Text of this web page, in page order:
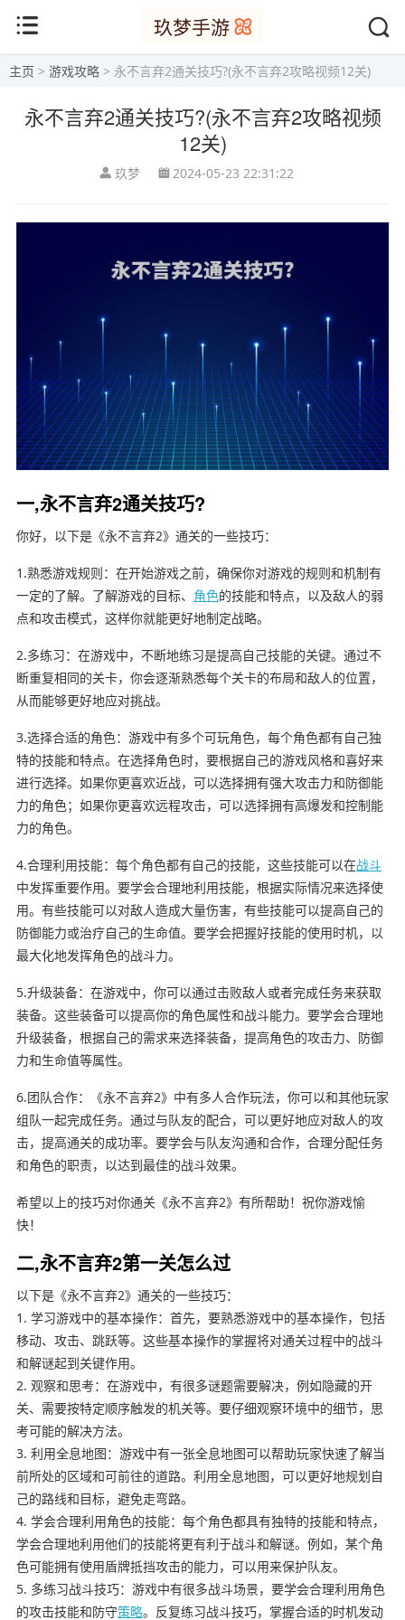
主页 > 游戏攻略 > 永不言弃2通关技巧?(永不言弃2攻略视频12关)
永不言弃2通关技巧?(永不言弃2攻略视频
12关)
玖梦 2024-05-23 22:31:22
一,永不言弃2通关技巧?
你好，以下是《永不言弃2》通关的一些技巧：
1.熟悉游戏规则：在开始游戏之前，确保你对游戏的规则和机制有
一定的了解。了解游戏的目标、 角色的技能和特点，以及敌人的弱
点和攻击模式，这样你就能更好地制定战略。
2.多练习：在游戏中，不断地练习是提高自己技能的关键。通过不
断重复相同的关卡，你会逐渐熟悉每个关卡的布局和敌人的位置，
从而能够更好地应对挑战。
3.选择合适的角色：游戏中有多个可玩角色，每个角色都有自己独
特的技能和特点。在选择角色时，要根据自己的游戏风格和喜好来
进行选择。如果你更喜欢近战，可以选择拥有强大攻击力和防御能
力的角色；如果你更喜欢远程攻击，可以选择拥有高爆发和控制能
力的角色。
4.合理利用技能：每个角色都有自己的技能，这些技能可以在战斗
中发挥重要作用。要学会合理地利用技能，根据实际情况来选择使
用。有些技能可以对敌人造成大量伤害，有些技能可以提高自己的
防御能力或治疗自己的生命值。要学会把握好技能的使用时机，以
最大化地发挥角色的战斗力。
5.升级装备：在游戏中，你可以通过击败敌人或者完成任务来获取
装备。这些装备可以提高你的角色属性和战斗能力。要学会合理地
升级装备，根据自己的需求来选择装备，提高角色的攻击力、防御
力和生命值等属性。
6.团队合作：《永不言弃2》中有多人合作玩法，你可以和其他玩家
组队一起完成任务。通过与队友的配合，可以更好地应对敌人的攻
击，提高通关的成功率。要学会与队友沟通和合作，合理分配任务
和角色的职责，以达到最佳的战斗效果。
希望以上的技巧对你通关《永不言弃2》有所帮助！祝你游戏愉
快！
二,永不言弃2第一关怎么过
以下是《永不言弃2》通关的一些技巧：
1. 学习游戏中的基本操作：首先，要熟悉游戏中的基本操作，包括
移动、攻击、跳跃等。这些基本操作的掌握将对通关过程中的战斗
和解谜起到关键作用。
2. 观察和思考：在游戏中，有很多谜题需要解决，例如隐藏的开
关、需要按特定顺序触发的机关等。要仔细观察环境中的细节，思
考可能的解决方法。
3. 利用全息地图：游戏中有一张全息地图可以帮助玩家快速了解当
前所处的区域和可前往的道路。利用全息地图，可以更好地规划自
己的路线和目标，避免走弯路。
4. 学会合理利用角色的技能：每个角色都具有独特的技能和特点，
学会合理地利用他们的技能将更有利于战斗和解谜。例如，某个角
色可能拥有使用盾牌抵挡攻击的能力，可以用来保护队友。
5. 多练习战斗技巧：游戏中有很多战斗场景，要学会合理利用角色
的攻击技能和防守策略。反复练习战斗技巧，掌握合适的时机发动